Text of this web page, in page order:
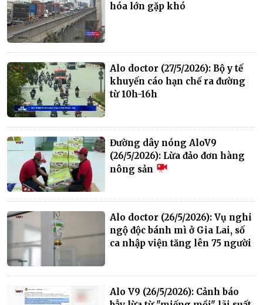
hóa lớn gặp khó
Alo doctor (27/5/2026): Bộ y tế
khuyến cáo hạn chế ra đường
từ 10h-16h
Đường dây nóng AloV9
(26/5/2026): Lừa đảo đơn hàng
nông sản
Alo doctor (26/5/2026): Vụ nghi
ngộ độc bánh mì ở Gia Lai, số
ca nhập viện tăng lên 75 người
Alo V9 (26/5/2026): Cảnh báo